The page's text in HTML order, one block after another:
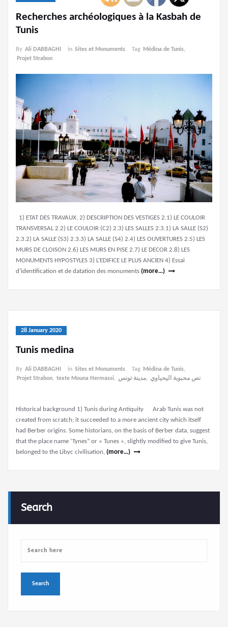
Recherches archéologiques à la Kasbah de
Tunis
By Ali DABBAGHI in Sites et Monuments Tag Médina de Tunis,
Projet Strabon
1) ETAT DES TRAVAUX. 2) DESCRIPTION DES VESTIGES 2.1) LE COULOIR
TRANSVERSAL 2.2) LE COULOIR (C2) 2.3) LES SALLES 2.3.1) LA SALLE (S2)
2.3.2) LA SALLE (S3) 2.3.3) LA SALLE (S4) 2.4) LES OUVERTURES 2.5) LES
MURS DE CLOISON 2.6) LES MURS EN PISE 2.7) LE DECOR 2.8) LES
MONUMENTS HYPOSTYLES 3) L’EDIFICE LE PLUS ANCIEN 4) Essai
d’identification et de datation des monuments (more…)
28 January 2020
Tunis medina
By Ali DABBAGHI in Sites et Monuments Tag Médina de Tunis,
Projet Strabon, texte Mouna Hermassi, مدينة تونس, نص محبوبة اليحياوي
Historical background 1) Tunis during Antiquity Arab Tunis was not
created from scratch; it succeeded to a more ancient city which itself
had Berber origins. Some historians, on the basis of Berber data, suggest
that the place name ‘Tynes” or « Tunes », slightly modified to give Tunis,
belonged to the Libyc civilisation, (more…)
Search